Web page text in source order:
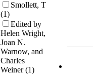
Smollett, T
(1)
Edited by
Helen Wright,
Joan N.
Warnow, and
Charles
Weiner(1)